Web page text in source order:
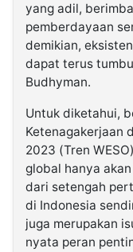
yang adil,
pemberdayaan
demikian,
dapat terus
Budhyman.
Untuk diketahui,
Ketenagakerjaan
2023 (Tren
global hanya
dari setengah
di Indonesia
juga merupakan
nyata peran